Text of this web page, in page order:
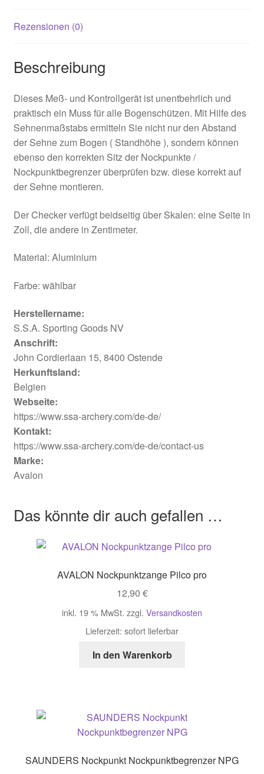
Rezensionen (0)
Beschreibung
Dieses Meß- und Kontrollgerät ist unentbehrlich und
praktisch ein Muss für alle Bogenschützen. Mit Hilfe des
Sehnenmaßstabs ermitteln Sie nicht nur den Abstand
der Sehne zum Bogen ( Standhöhe ), sondern können
ebenso den korrekten Sitz der Nockpunkte /
Nockpunktbegrenzer überprüfen bzw. diese korrekt auf
der Sehne montieren.
Der Checker verfügt beidseitig über Skalen: eine Seite in
Zoll, die andere in Zentimeter.
Material: Aluminium
Farbe: wählbar
Herstellername:
S.S.A. Sporting Goods NV
Anschrift:
John Cordierlaan 15, 8400 Ostende
Herkunftsland:
Belgien
Webseite:
https://www.ssa-archery.com/de-de/
Kontakt:
https://www.ssa-archery.com/de-de/contact-us
Marke:
Avalon
Das könnte dir auch gefallen …
AVALON Nockpunktzange Pilco pro
12,90 €
inkl. 19 % MwSt. zzgl. Versandkosten
Lieferzeit: sofort lieferbar
In den Warenkorb
SAUNDERS Nockpunkt Nockpunktbegrenzer NPG